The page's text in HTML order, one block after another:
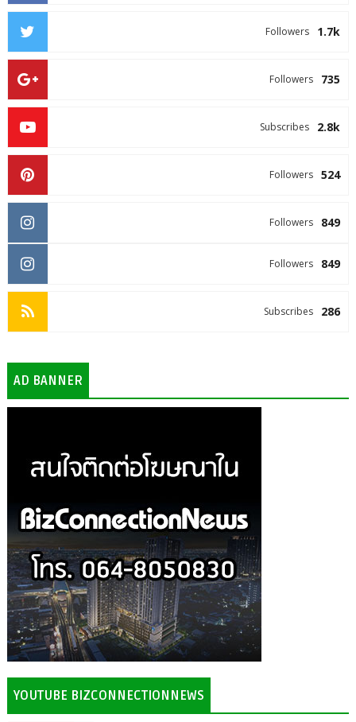
1.7k
Followers
735
Followers
2.8k
Subscribes
524
Followers
849
Followers
849
Followers
286
Subscribes
AD BANNER
YOUTUBE BIZCONNECTIONNEWS